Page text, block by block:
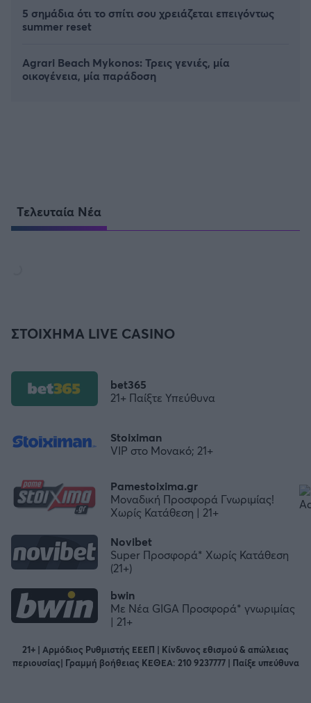
5 σημάδια ότι το σπίτι σου χρειάζεται επειγόντως
summer reset
Agrari Beach Mykonos: Τρεις γενιές, μία
οικογένεια, μία παράδοση
Τελευταία Νέα
ΣΤΟΙΧΗΜΑ LIVE CASINO
bwin
Με Νέα GIGA Προσφορά* γνωριμίας
| 21+
Stoiximan
VIP στο Μονακό; 21+
Novibet
Super Προσφορά* Χωρίς Κατάθεση
(21+)
Pamestoixima.gr
Μοναδική Προσφορά Γνωριμίας!
Χωρίς Κατάθεση | 21+
bet365
21+ Παίξτε Υπεύθυνα
21+ | Αρμόδιος Ρυθμιστής ΕΕΕΠ | Κίνδυνος εθισμού & απώλειας
περιουσίας| Γραμμή βοήθειας ΚΕΘΕΑ: 210 9237777 | Παίξε υπεύθυνα